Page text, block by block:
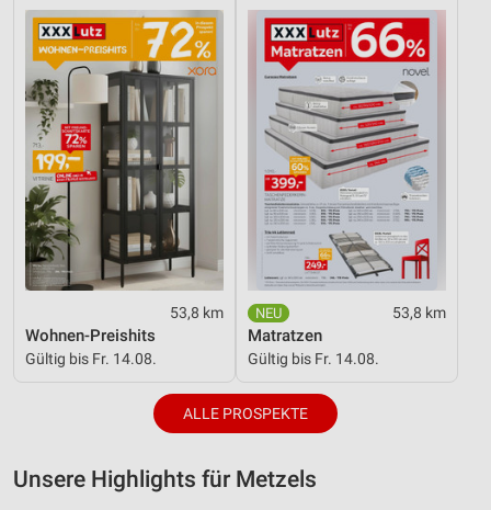
53,8 km
Wohnen-Preishits
Gültig bis Fr. 14.08.
53,8 km
Matratzen
Gültig bis Fr. 14.08.
ALLE PROSPEKTE
Unsere Highlights für Metzels